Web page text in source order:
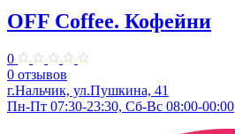
OFF Coffee. Кофейни
0
0 отзывов
г.Нальчик, ул.Пушкина, 41
Пн-Пт 07:30-23:30, Сб-Вс 08:00-00:00